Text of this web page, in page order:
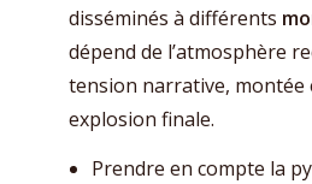
disséminés à différents
dépend de l’atmosphère
tension narrative, montée
explosion finale.
Prendre en compte la